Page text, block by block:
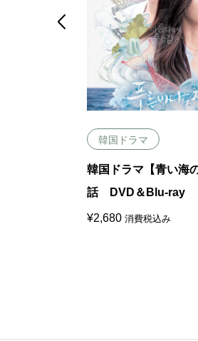
韓国ドラマ
韓国ドラマ【青い海
話 DVD＆Blu-ray
¥2,680 消費税込み
